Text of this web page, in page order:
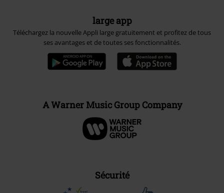
large app
Téléchargez la nouvelle Appli large gratuitement et profitez de tous
ses avantages et de toutes ses fonctionnalités.
A Warner Music Group Company
Sécurité